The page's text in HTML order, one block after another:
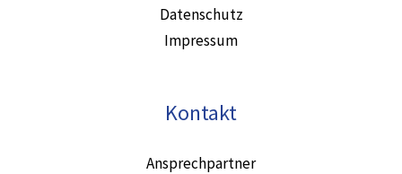
Datenschutz
Impressum
Kontakt
Ansprechpartner